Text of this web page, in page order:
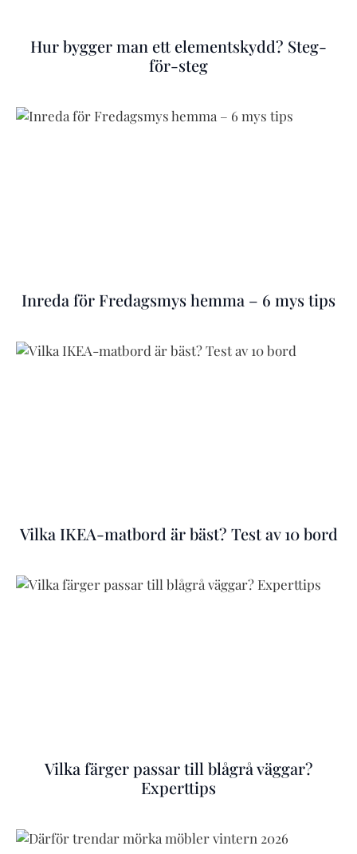
Hur bygger man ett elementskydd? Steg-
för-steg
Inreda för Fredagsmys hemma – 6 mys tips
Vilka IKEA-matbord är bäst? Test av 10 bord
Vilka färger passar till blågrå väggar?
Experttips